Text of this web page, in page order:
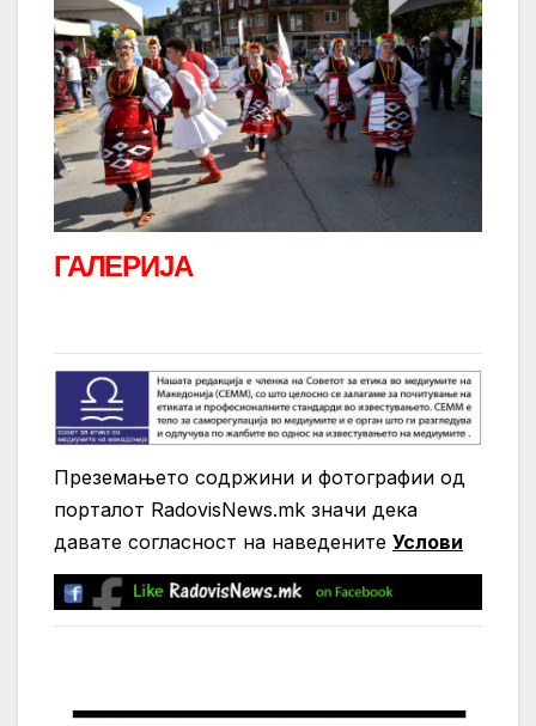
ГАЛЕРИЈА
Преземањето содржини и фотографии од
порталот RadovisNews.mk значи дека
давате согласност на нaведените Услови